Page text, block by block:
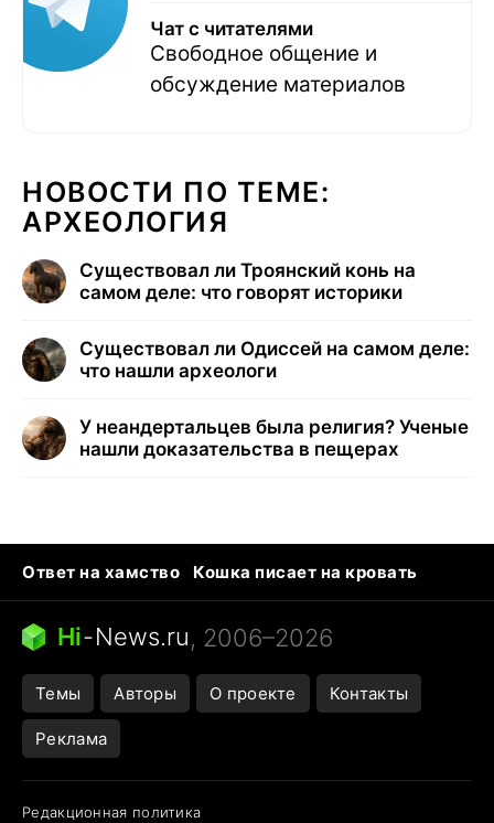
Чат с читателями
Свободное общение и
обсуждение материалов
НОВОСТИ ПО ТЕМЕ:
АРХЕОЛОГИЯ
Существовал ли Троянский конь на
самом деле: что говорят историки
Существовал ли Одиссей на самом деле:
что нашли археологи
У неандертальцев была религия? Ученые
нашли доказательства в пещерах
Ответ на хамство
Кошка писает на кровать
Тунцы в океанариуме
Следующая пандемия
Ядовитые пауки России
Открытие в Google Maps
Hi-News.ru, 2006–2026
Темы Авторы О проекте Контакты
Реклама
Редакционная политика